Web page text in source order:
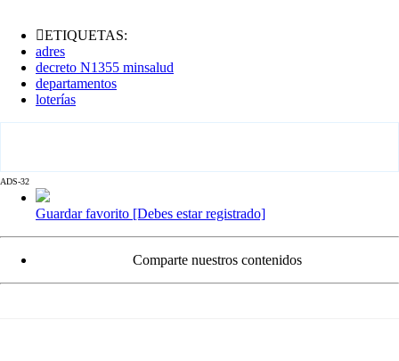
ETIQUETAS:
adres
decreto N1355 minsalud
departamentos
loterías
ADS-32
Guardar favorito [Debes estar registrado]
Comparte nuestros contenidos